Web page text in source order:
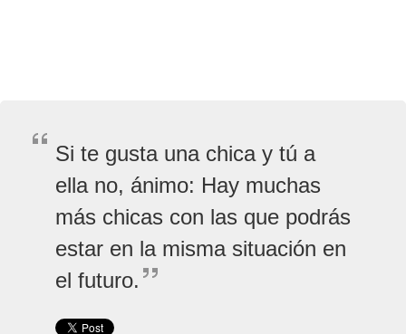
Si te gusta una chica y tú a
ella no, ánimo: Hay muchas
más chicas con las que podrás
estar en la misma situación en
el futuro.